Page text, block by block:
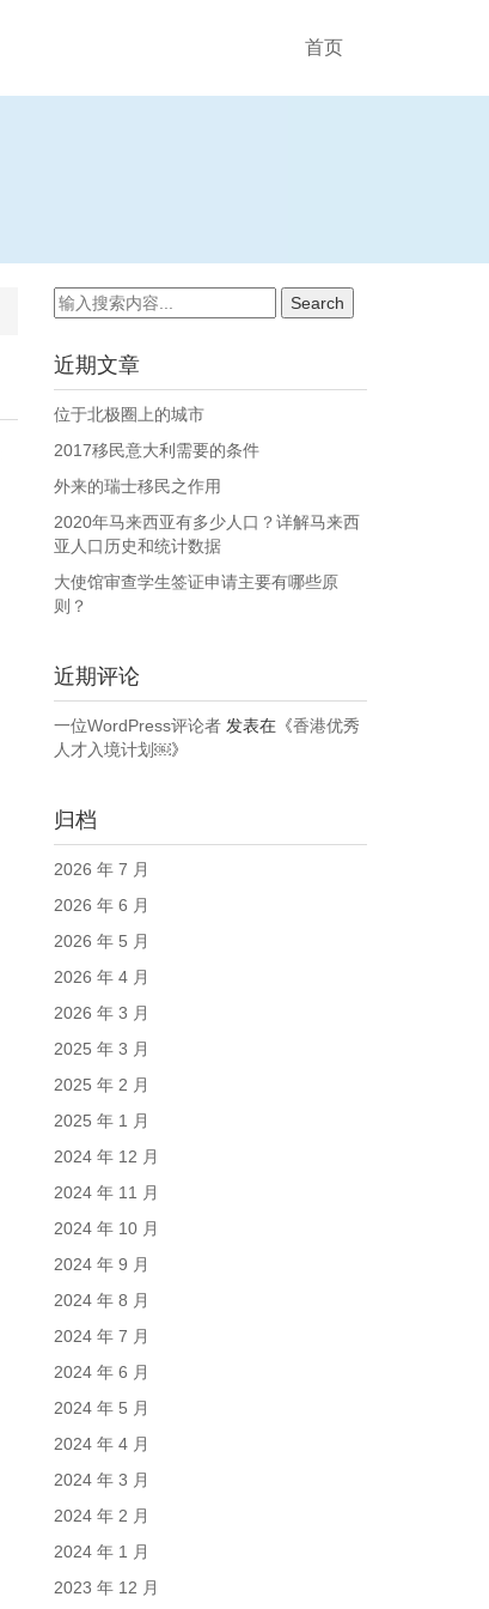
首页
近期文章
位于北极圈上的城市
2017移民意大利需要的条件
外来的瑞士移民之作用
2020年马来西亚有多少人口？详解马来西
亚人口历史和统计数据
大使馆审查学生签证申请主要有哪些原
则？
近期评论
一位WordPress评论者发表在《香港优秀
人才入境计划￼》
归档
2026 年 7 月
2026 年 6 月
2026 年 5 月
2026 年 4 月
2026 年 3 月
2025 年 3 月
2025 年 2 月
2025 年 1 月
2024 年 12 月
2024 年 11 月
2024 年 10 月
2024 年 9 月
2024 年 8 月
2024 年 7 月
2024 年 6 月
2024 年 5 月
2024 年 4 月
2024 年 3 月
2024 年 2 月
2024 年 1 月
2023 年 12 月